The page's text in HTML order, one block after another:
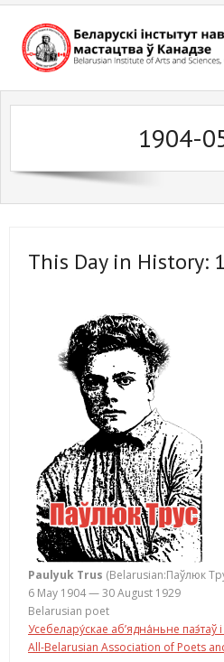
Skip
content
1904-
This Day in History:
Paulyuk Trus (Belarusian:Паўлюк
6 May 1904 — 30 August 1929
Belarusian poet
Усебелару́скае аб’ядна́ньне паэ́таў
All-Belarusian Association of Poets